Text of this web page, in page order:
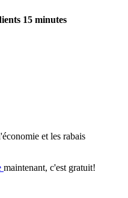
15 minutes
et les rabais
maintenant, c'est gratuit!